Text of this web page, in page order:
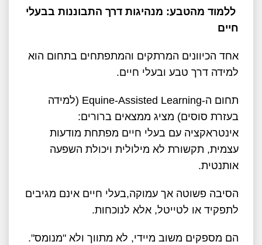
ללמוד מהטבע: מנהיגות דרך התבוננות בבעלי
חיים
אחד הכיוונים המרתקים והמתפתחים בתחום הוא
למידה דרך טבע ובעלי חיים.
תחום ה-Equine-Assisted Learning (למידה
בעזרת סוסים) מציג ממצאים ברורים:
אינטראקציה עם בעלי חיים מפתחת מודעות
עצמית, תקשורת לא מילולית ויכולת השפעה
אותנטית.
הסיבה פשוטה אך עמוקה,בעלי חיים אינם מגיבים
לתפקיד או לטייטל, אלא לנוכחות.
הם מספקים משוב מיידי, לא מתווך ולא "מנומס".